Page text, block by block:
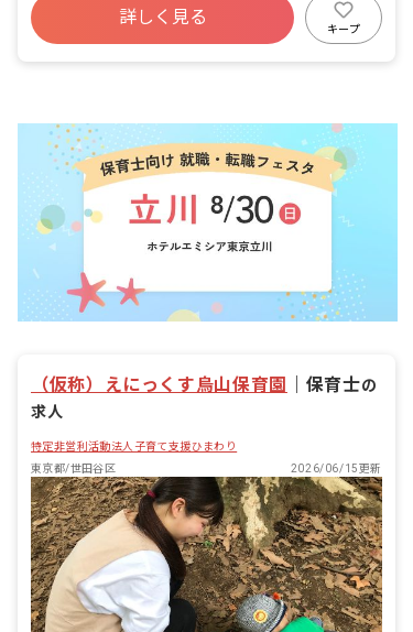
ま」「じょうぶなからだ」「やさしいこ
ころ」「がまんづよいこ」 の4つのやく
そくを元に、創造力を養い、一人ひとり
寮・住宅・家賃補助あり
社会保険完備
詳しく見る
キープ
（仮称）えにっくす烏山保育園 保育士の
求人
特定非営利活動法人子育て支援ひまわり
東京都/世田谷区
2026/06/15更新